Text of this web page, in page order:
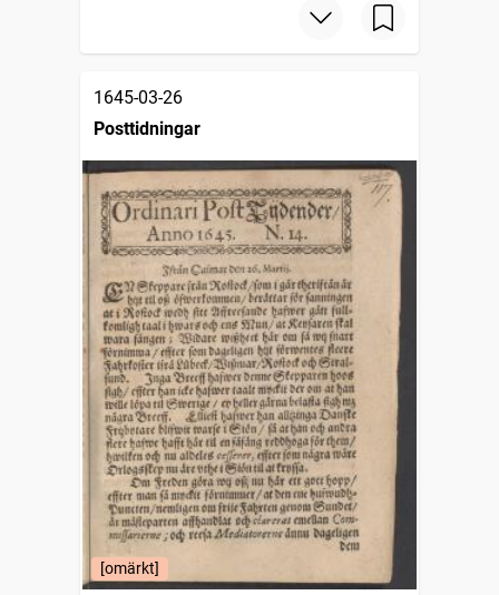
1645-03-26
Posttidningar
[omärkt]